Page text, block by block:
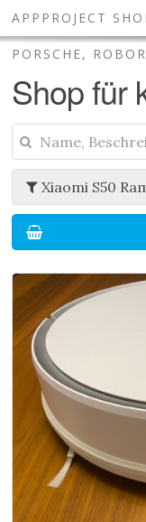
APPPROJECT
PORSCHE,
Shop für
Xiaomi S50